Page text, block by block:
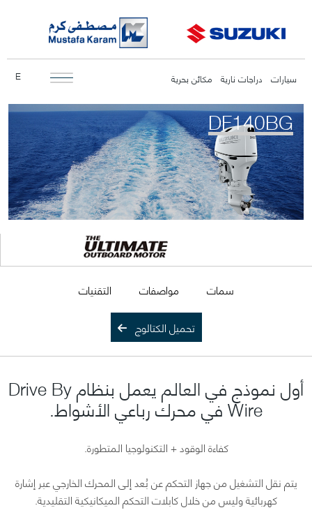
سيارات دراجات نارية مكائن بحرية E
DF140BG
سمات مواصفات
التقنيات
تحميل الكتالوج
أول نموذج في العالم يعمل بنظام Drive By
Wire في محرك رباعي الأشواط.
كفاءة الوقود + التكنولوجيا المتطورة.
يتم نقل التشغيل من جهاز التحكم عن بُعد إلى المحرك الخارجي عبر إشارة
كهربائية وليس من خلال كابلات التحكم الميكانيكية التقليدية.